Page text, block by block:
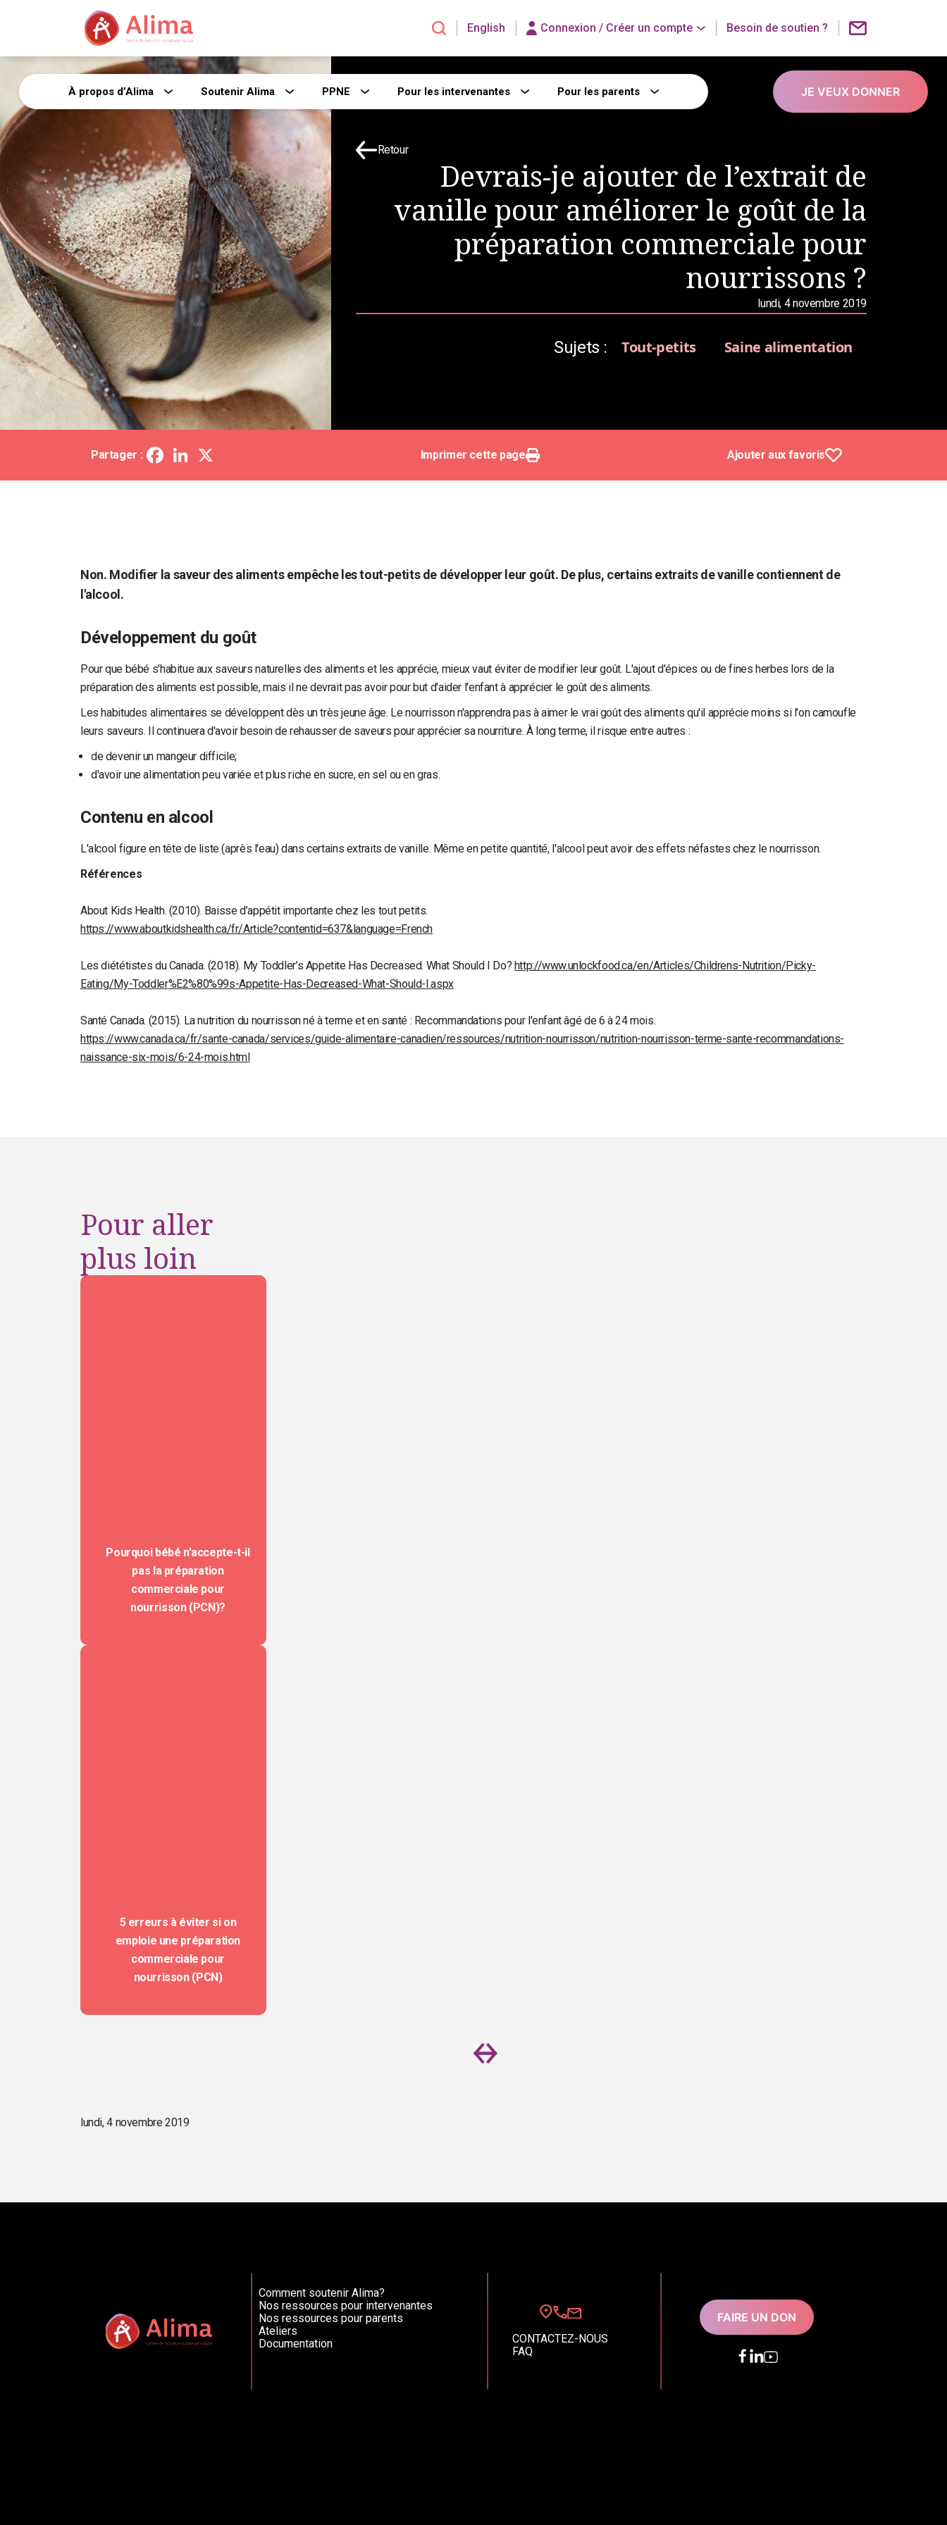
English Connexion / Créer un compte Besoin de soutien ?
À propos d’Alima Soutenir Alima PPNE Pour les intervenantes Pour les parents JE VEUX DONNER
Retour
Devrais-je ajouter de l’extrait de
vanille pour améliorer le goût de la
préparation commerciale pour
nourrissons ?
lundi, 4 novembre 2019
Sujets : Tout-petits Saine alimentation
Partager : FacebookLinkedIn Imprimer cette page Ajouter aux favoris
Non. Modifier la saveur des aliments empêche les tout-petits de développer leur goût. De plus, certains extraits de vanille contiennent de
l'alcool.
Développement du goût
Pour que bébé s'habitue aux saveurs naturelles des aliments et les apprécie, mieux vaut éviter de modifier leur goût. L'ajout d'épices ou de fines herbes lors de la
préparation des aliments est possible, mais il ne devrait pas avoir pour but d'aider l'enfant à apprécier le goût des aliments.
Les habitudes alimentaires se développent dès un très jeune âge. Le nourrisson n'apprendra pas à aimer le vrai goût des aliments qu'il apprécie moins si l'on camoufle
leurs saveurs. Il continuera d'avoir besoin de rehausser de saveurs pour apprécier sa nourriture. À long terme, il risque entre autres :
de devenir un mangeur difficile;
d'avoir une alimentation peu variée et plus riche en sucre, en sel ou en gras.
Contenu en alcool
L'alcool figure en tête de liste (après l'eau) dans certains extraits de vanille. Même en petite quantité, l'alcool peut avoir des effets néfastes chez le nourrisson.
Références
About Kids Health. (2010). Baisse d’appétit importante chez les tout petits.
https://www.aboutkidshealth.ca/fr/Article?contentid=637&language=French
Les diététistes du Canada. (2018). My Toddler’s Appetite Has Decreased. What Should I Do? http://www.unlockfood.ca/en/Articles/Childrens-Nutrition/Picky-
Eating/My-Toddler%E2%80%99s-Appetite-Has-Decreased-What-Should-I.aspx
Santé Canada. (2015). La nutrition du nourrisson né à terme et en santé : Recommandations pour l'enfant âgé de 6 à 24 mois.
https://www.canada.ca/fr/sante-canada/services/guide-alimentaire-canadien/ressources/nutrition-nourrisson/nutrition-nourrisson-terme-sante-recommandations-
naissance-six-mois/6-24-mois.html
Pour aller
plus loin
Pourquoi bébé n'accepte-t-il
pas la préparation
commerciale pour
nourrisson (PCN)?
5 erreurs à éviter si on
emploie une préparation
commerciale pour
nourrisson (PCN)
lundi, 4 novembre 2019
Comment soutenir Alima?
Nos ressources pour intervenantes
Nos ressources pour parents
Ateliers
Documentation
CONTACTEZ-NOUS
FAQ
FAIRE UN DON